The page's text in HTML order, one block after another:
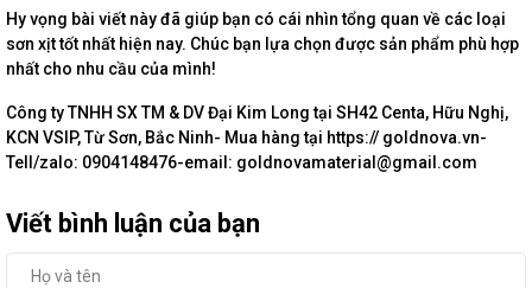
Hy vọng bài viết này đã giúp bạn có cái nhìn tổng quan về các loại
sơn xịt tốt nhất hiện nay. Chúc bạn lựa chọn được sản phẩm phù hợp
nhất cho nhu cầu của mình!
Công ty TNHH SX TM & DV Đại Kim Long tại SH42 Centa, Hữu Nghị,
KCN VSIP, Từ Sơn, Bắc Ninh- Mua hàng tại https:// goldnova.vn-
Tell/zalo: 0904148476-email: goldnovamaterial@gmail.com
Viết bình luận của bạn